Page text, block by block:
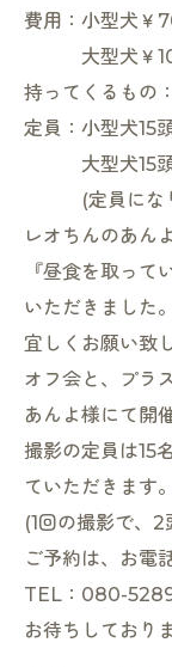
費用：小型犬￥
大型犬￥
持ってくるもの
定員：小型犬15
大型犬15
(定員になり
レオちんのあん
『昼食を取って
いただきました。
宜しくお願い致
オフ会と、プラ
あんよ様にて開
撮影の定員は15
ていただきます。
(1回の撮影で、
ご予約は、お電
TEL：080-
お待ちしており